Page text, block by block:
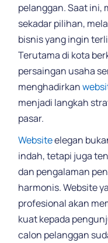
pelanggan. Saat ini,
sekadar pilihan,
bisnis yang ingin
Terutama di kota
persaingan usaha
menghadirkan
menjadi langkah
pasar.
Websiteelegan
indah, tetapi juga
dan pengalaman
harmonis. Website
profesional akan
kuat kepada
calon pelanggan